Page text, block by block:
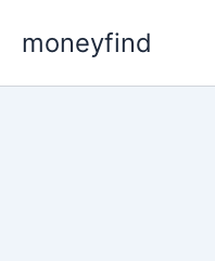
로
moneyfind